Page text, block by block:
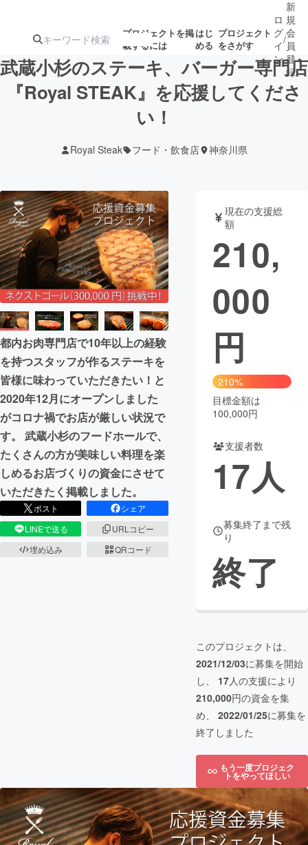
プロジェクトを掲
載するには
はじ
める
プロジェクト
をさがす
注目の新着プロ
テクノロジー・ガジェット
映像・映画 書籍・雑誌
ビジネス・起業 チャレンジ
まちづくり・地域活性化
CAMPFIRE for Social Good
CAMPFIRE Creation
CAMPFIREふるさと納税
コミュニティ
ロ
グ
イ
ン
/
新
規
会
員
登
録
武蔵小杉のステーキ、バーガー専門店
『Royal STEAK』を応援してくださ
い！
Royal Steak フード・飲食店 神奈川県
都内お肉専門店で10年以上の経験
を持つスタッフが作るステーキを
皆様に味わっていただきたい！と
2020年12月にオープンしました
がコロナ禍でお店が厳しい状況で
す。 武蔵小杉のフードホールで、
たくさんの方が美味しい料理を楽
しめるお店づくりの資金にさせて
いただきたく掲載しました。
ポスト
シェア
LINEで送る
URLコピー
埋め込み
QRコード
現在の支援総
額
210,
000
円
210%
目標金額は
100,000円
支援者数
17人
募集終了まで残
り
終了
このプロジェクトは、
2021/12/03に募集を開始
し、 17人の支援により
210,000円の資金を集
め、 2022/01/25に募集を
終了しました
もう一度プロジェク
トをやってほしい